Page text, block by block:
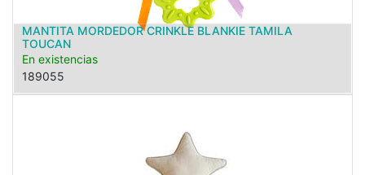
MANTITA MORDEDOR CRINKLE BLANKIE TAMILA
TOUCAN
En existencias
189055